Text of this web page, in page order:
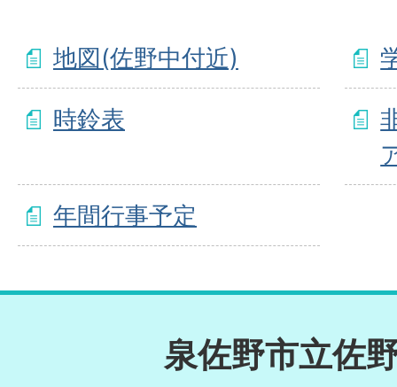
地図(佐野中付近)
時鈴表
年間行事予定
泉佐野市立佐